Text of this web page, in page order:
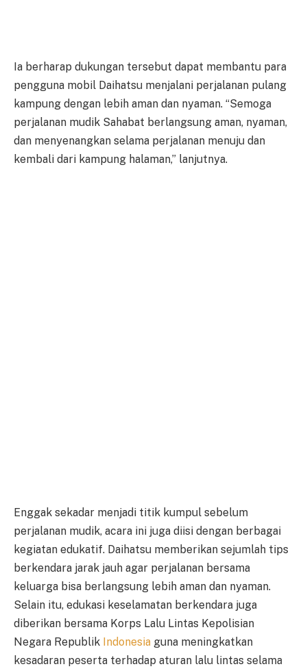
Ia berharap dukungan tersebut dapat membantu para
pengguna mobil Daihatsu menjalani perjalanan pulang
kampung dengan lebih aman dan nyaman. “Semoga
perjalanan mudik Sahabat berlangsung aman, nyaman,
dan menyenangkan selama perjalanan menuju dan
kembali dari kampung halaman,” lanjutnya.
Enggak sekadar menjadi titik kumpul sebelum
perjalanan mudik, acara ini juga diisi dengan berbagai
kegiatan edukatif. Daihatsu memberikan sejumlah tips
berkendara jarak jauh agar perjalanan bersama
keluarga bisa berlangsung lebih aman dan nyaman.
Selain itu, edukasi keselamatan berkendara juga
diberikan bersama Korps Lalu Lintas Kepolisian
Negara Republik Indonesia guna meningkatkan
kesadaran peserta terhadap aturan lalu lintas selama